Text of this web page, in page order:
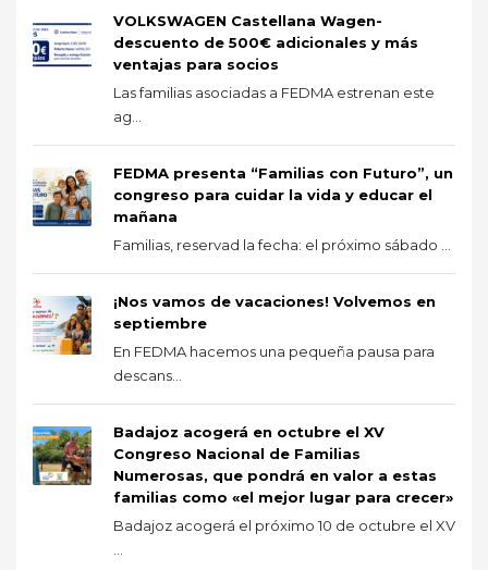
VOLKSWAGEN Castellana Wagen-
descuento de 500€ adicionales y más
ventajas para socios
Las familias asociadas a FEDMA estrenan este
ag...
FEDMA presenta “Familias con Futuro”, un
congreso para cuidar la vida y educar el
mañana
Familias, reservad la fecha: el próximo sábado ...
¡Nos vamos de vacaciones! Volvemos en
septiembre
En FEDMA hacemos una pequeña pausa para
descans...
Badajoz acogerá en octubre el XV
Congreso Nacional de Familias
Numerosas, que pondrá en valor a estas
familias como «el mejor lugar para crecer»
Badajoz acogerá el próximo 10 de octubre el XV